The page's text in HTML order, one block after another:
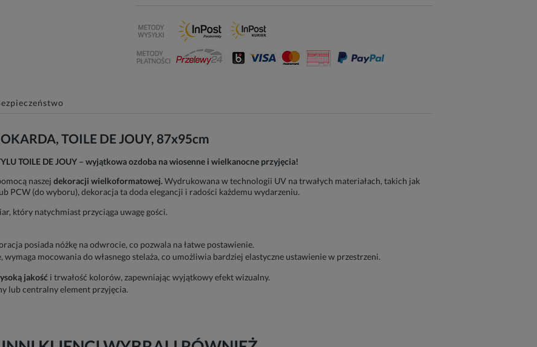
TOILE DE JOUY, 87x95cm
TOILE DE JOUY – wyjątkowa ozdoba na wiosenne i wielkanocne przyjęcia!
naszej dekoracji wielkoformatowej.Wydrukowana w technologii UV na trwałych materiałach, takich jak
PCW (do wyboru), dekoracja ta doda elegancji i radości każdemu wydarzeniu.
który natychmiast przyciąga uwagę gości.
posiada nóżkę na odwrocie, co pozwala na łatwe postawienie.
wymaga mocowania do własnego stelaża, co umożliwia bardziej elastyczne ustawienie w przestrzeni.
jakość i trwałość kolorów, zapewniając wyjątkowy efekt wizualny.
lub centralny element przyjęcia.